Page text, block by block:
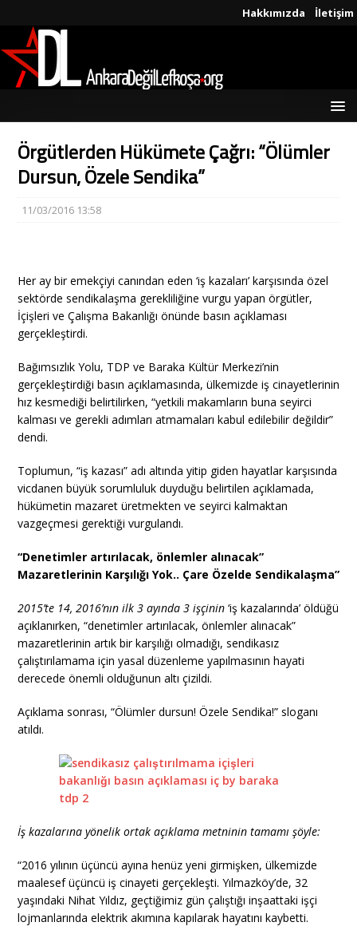
Hakkımızda İletişim
Örgütlerden Hükümete Çağrı: “Ölümler
Dursun, Özele Sendika”
11/03/2016 13:58
Her ay bir emekçiyi canından eden ‘iş kazaları’ karşısında özel
sektörde sendikalaşma gerekliliğine vurgu yapan örgütler,
İçişleri ve Çalışma Bakanlığı önünde basın açıklaması
gerçekleştirdi.
Bağımsızlık Yolu, TDP ve Baraka Kültür Merkezi’nin
gerçekleştirdiği basın açıklamasında, ülkemizde iş cinayetlerinin
hız kesmediği belirtilirken, “yetkili makamların buna seyirci
kalması ve gerekli adımları atmamaları kabul edilebilir değildir”
dendi.
Toplumun, “iş kazası” adı altında yitip giden hayatlar karşısında
vicdanen büyük sorumluluk duyduğu belirtilen açıklamada,
hükümetin mazaret üretmekten ve seyirci kalmaktan
vazgeçmesi gerektiği vurgulandı.
“Denetimler artırılacak, önlemler alınacak”
Mazaretlerinin Karşılığı Yok.. Çare Özelde Sendikalaşma”
2015’te 14, 2016’nın ilk 3 ayında 3 işçinin ‘iş kazalarında’ öldüğü
açıklanırken, “denetimler artırılacak, önlemler alınacak”
mazaretlerinin artık bir karşılığı olmadığı, sendikasız
çalıştırılamama için yasal düzenleme yapılmasının hayati
derecede önemli olduğunun altı çizildi.
Açıklama sonrası, “Ölümler dursun! Özele Sendika!” sloganı
atıldı.
İş kazalarına yönelik ortak açıklama metninin tamamı şöyle:
“2016 yılının üçüncü ayına henüz yeni girmişken, ülkemizde
maalesef üçüncü iş cinayeti gerçekleşti. Yılmazköy’de, 32
yaşındaki Nihat Yıldız, geçtiğimiz gün çalıştığı inşaattaki işçi
lojmanlarında elektrik akımına kapılarak hayatını kaybetti.